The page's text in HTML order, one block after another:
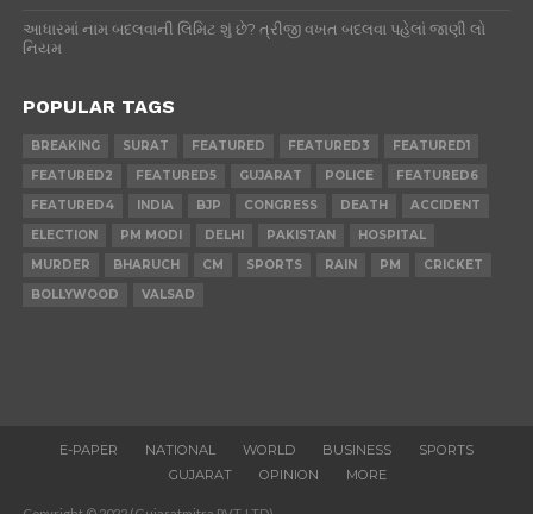
આધારમાં નામ બદલવાની લિમિટ શું છે? ત્રીજી વખત બદલવા પહેલાં જાણી લો
નિયમ
POPULAR TAGS
BREAKING SURAT FEATURED FEATURED3
FEATURED1
FEATURED2
FEATURED5 GUJARAT POLICE
FEATURED6
FEATURED4
INDIA BJP CONGRESS DEATH
ACCIDENT
ELECTION
PM MODI DELHI PAKISTAN
HOSPITAL
MURDER
BHARUCH CM SPORTS RAIN PM
CRICKET
BOLLYWOOD
VALSAD
E-PAPER NATIONAL WORLD BUSINESS
SPORTS
GUJARAT
OPINION MORE